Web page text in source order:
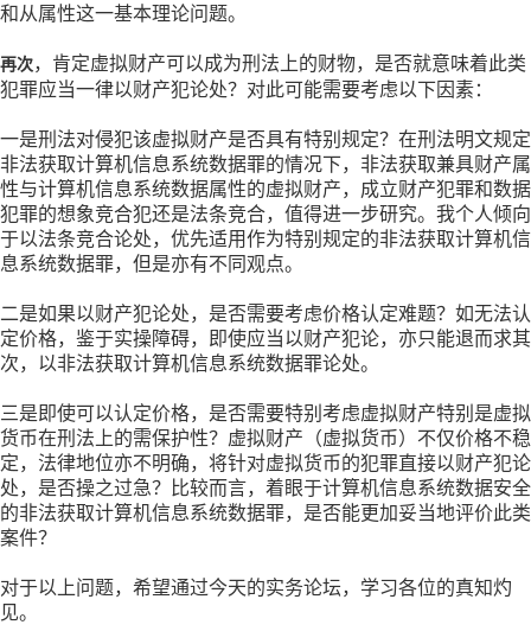
和从属性这一基本理论问题。
再次，肯定虚拟财产可以成为刑法上的财物，是否就意味着此类
犯罪应当一律以财产犯论处？对此可能需要考虑以下因素：
一是刑法对侵犯该虚拟财产是否具有特别规定？在刑法明文规定
非法获取计算机信息系统数据罪的情况下，非法获取兼具财产属
性与计算机信息系统数据属性的虚拟财产，成立财产犯罪和数据
犯罪的想象竞合犯还是法条竞合，值得进一步研究。我个人倾向
于以法条竞合论处，优先适用作为特别规定的非法获取计算机信
息系统数据罪，但是亦有不同观点。
二是如果以财产犯论处，是否需要考虑价格认定难题？如无法认
定价格，鉴于实操障碍，即使应当以财产犯论，亦只能退而求其
次，以非法获取计算机信息系统数据罪论处。
三是即使可以认定价格，是否需要特别考虑虚拟财产特别是虚拟
货币在刑法上的需保护性？虚拟财产（虚拟货币）不仅价格不稳
定，法律地位亦不明确，将针对虚拟货币的犯罪直接以财产犯论
处，是否操之过急？比较而言，着眼于计算机信息系统数据安全
的非法获取计算机信息系统数据罪，是否能更加妥当地评价此类
案件？
对于以上问题，希望通过今天的实务论坛，学习各位的真知灼
见。